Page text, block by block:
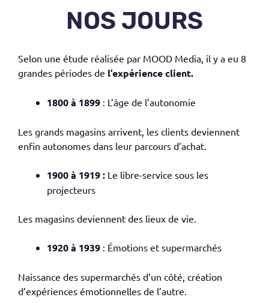
NOS JOURS
Selon une étude réalisée par MOOD Media, il y a eu 8
grandes périodes de l’expérience client.
1800 à 1899 : L’âge de l’autonomie
Les grands magasins arrivent, les clients deviennent
enfin autonomes dans leur parcours d’achat.
1900 à 1919 : Le libre-service sous les
projecteurs
Les magasins deviennent des lieux de vie.
1920 à 1939 : Émotions et supermarchés
Naissance des supermarchés d’un côté, création
d’expériences émotionnelles de l’autre.